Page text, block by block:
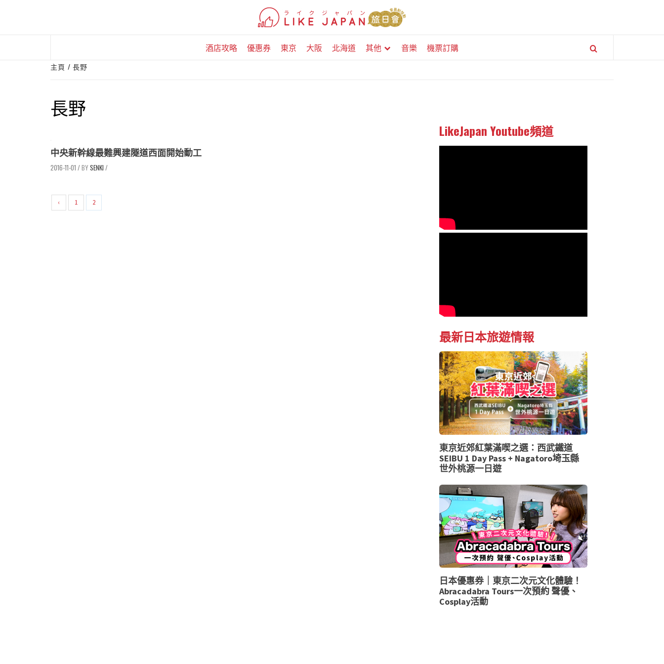
酒店攻略 優惠券 東京 大阪 北海道 其他 音樂 機票訂購
主頁 長野
長野
中央新幹線最難興建隧道西面開始動工
2016-11-01 / SENKI /
‹ 1 2
LikeJapan Youtube頻道
最新日本旅遊情報
東京近郊紅葉滿喫之選：西武鐵道
SEIBU 1 Day Pass + Nagatoro埼玉縣
世外桃源一日遊
日本優惠券｜東京二次元文化體驗！
Abracadabra Tours一次預約 聲優、
Cosplay活動